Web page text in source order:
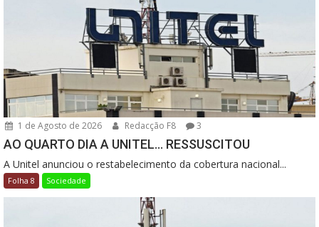
1 de Agosto de 2026 Redacção F8 3
AO QUARTO DIA A UNITEL… RESSUSCITOU
A Unitel anunciou o restabelecimento da cobertura nacional...
Folha 8 Sociedade